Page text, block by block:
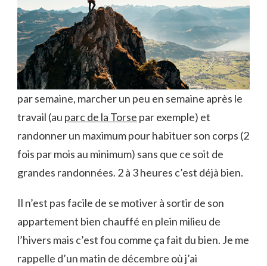
par semaine, marcher un peu en semaine après le
travail (au parc de la Torse par exemple) et
randonner un maximum pour habituer son corps (2
fois par mois au minimum) sans que ce soit de
grandes randonnées. 2 à 3 heures c’est déjà bien.
Il n’est pas facile de se motiver à sortir de son
appartement bien chauffé en plein milieu de
l’hivers mais c’est fou comme ça fait du bien. Je me
rappelle d’un matin de décembre où j’ai